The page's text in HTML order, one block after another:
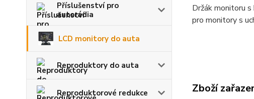
Příslušenství pro
autorádia
LCD monitory do auta
Reproduktory do auta
Reproduktorové redukce
Držák monitoru
pro monitory s
Zboží